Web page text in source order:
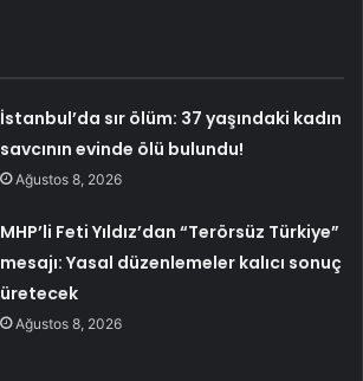
İstanbul’da sır ölüm: 37 yaşındaki kadın
savcının evinde ölü bulundu!
Ağustos 8, 2026
MHP’li Feti Yıldız’dan “Terörsüz Türkiye”
mesajı: Yasal düzenlemeler kalıcı sonuç
üretecek
Ağustos 8, 2026